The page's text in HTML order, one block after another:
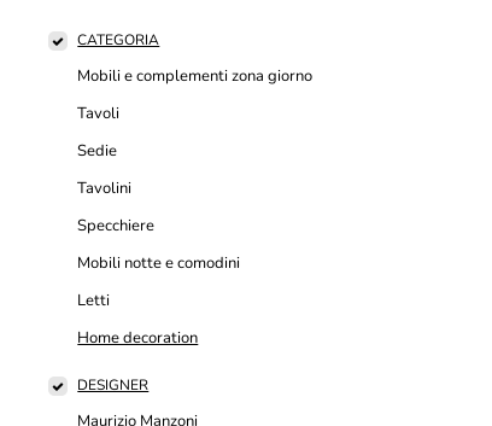
CATEGORIA
Mobili e complementi zona giorno
Tavoli
Sedie
Tavolini
Specchiere
Mobili notte e comodini
Letti
Home decoration
DESIGNER
Maurizio Manzoni